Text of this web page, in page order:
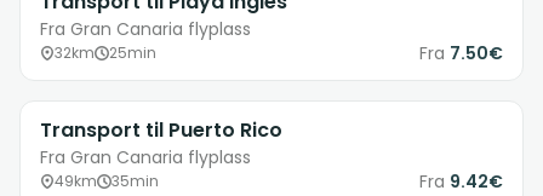
Fra Gran Canaria flyplass
32km 25min Fra 7.50€
Transport til Puerto Rico
Fra Gran Canaria flyplass
49km 35min Fra 9.42€